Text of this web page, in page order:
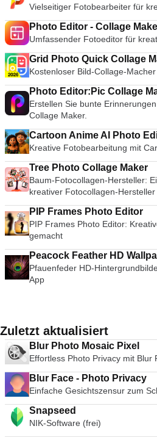
Vielseitiger Fotobearbeiter für
Photo Editor - Collage
Background
Umfassender Fotoeditor für
Grid Photo Quick Collage
Kostenloser Bild-Collage-Macher
Photo Editor:Pic Collage
Erstellen Sie bunte
Collage Maker.
Cartoon Anime AI
Kreative Fotobearbeitung mit
Tree Photo Collage Maker
Baum-Fotocollagen-Hersteller:
kreativer Fotocollagen-
PIP Frames Photo Editor
PIP Frames Photo Editor:
gemacht
Peacock Feather HD
Pfauenfeder HD-
App
Zuletzt aktualisiert
Blur Photo Mosaic Pixel
Effortless Photo Privacy mit Blur
Blur Face - Photo Privacy
Einfache Gesichtszensur zum
Snapseed
NIK-Software (frei)